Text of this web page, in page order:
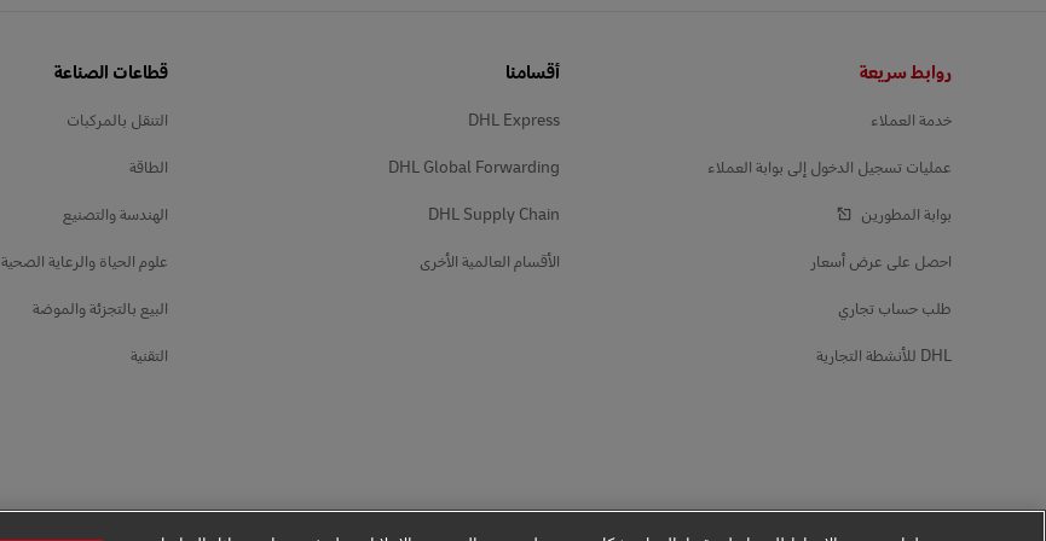
روابط سريعة
خدمة العملاء
عمليات تسجيل الدخول إلى بوابة العملاء
بوابة المطورين
احصل على عرض أسعار
طلب حساب تجاري
DHL للأنشطة التجارية
أقسامنا
DHL Express
DHL Global Forwarding
DHL Supply Chain
الأقسام العالمية الأخرى
قطاعات الصناعة
التنقل بالمركبات
الطاقة
الهندسة والتصنيع
علوم الحياة والرعاية الصحية
البيع بالتجزئة والموضة
التقنية